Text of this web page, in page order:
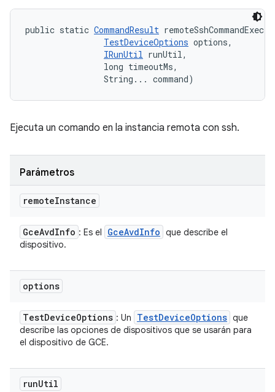
public static CommandResult remoteSshCommandExec (
TestDeviceOptions options,
IRunUtil runUtil,
                long timeoutMs,
                String... command)
Ejecuta un comando en la instancia remota con ssh.
Parámetros
remoteInstance
GceAvdInfo : Es el GceAvdInfo que describe el
dispositivo.
options
TestDeviceOptions : Un TestDeviceOptions que
describe las opciones de dispositivos que se usarán para
el dispositivo de GCE.
runUtil